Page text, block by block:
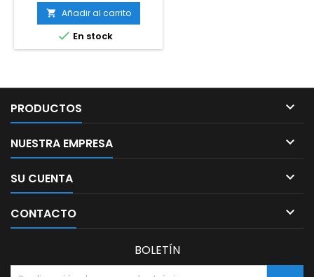
 Añadir al carrito
 En stock
PRODUCTOS 
NUESTRA EMPRESA 
SU CUENTA 
CONTACTO 
BOLETÍN